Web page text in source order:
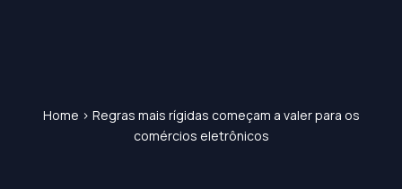
Home > Regras mais rígidas começam a valer para os
comércios eletrônicos